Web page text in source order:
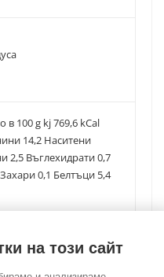
в 100 g kj 769,6 kCal
14,2 Наситени
2,5 Въглехидрати 0,7
0,1 Белтъци 5,4
на този сайт